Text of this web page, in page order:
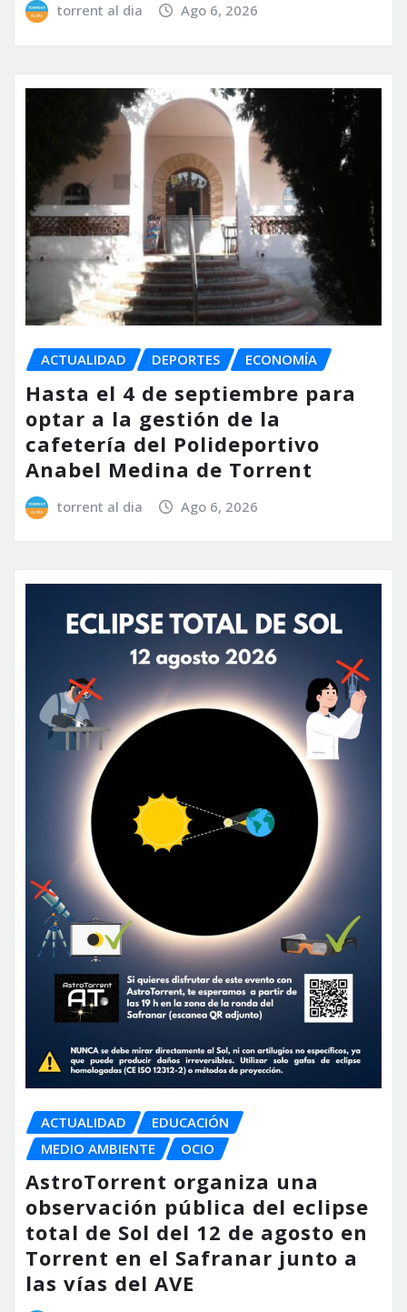
torrent al dia Ago 6, 2026
ACTUALIDAD DEPORTES ECONOMÍA
Hasta el 4 de septiembre para
optar a la gestión de la
cafetería del Polideportivo
Anabel Medina de Torrent
torrent al dia Ago 6, 2026
ACTUALIDAD
EDUCACIÓN
MEDIO AMBIENTE
OCIO
AstroTorrent organiza una
observación pública del eclipse
total de Sol del 12 de agosto en
Torrent en el Safranar junto a
las vías del AVE